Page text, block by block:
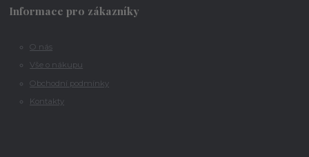
Informace pro zákazníky
O nás
Vše o nákupu
Obchodní podmínky
Kontakty